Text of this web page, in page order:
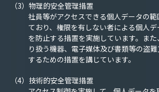
（3）物理的安全管理措置
社員等がアクセスできる個人データの
ており、権限を有しない者による個人
を防止する措置を実施しています。ま
り扱う機器、電子媒体及び書類等の盗
するための措置を講じています。
（4）技術的安全管理措置